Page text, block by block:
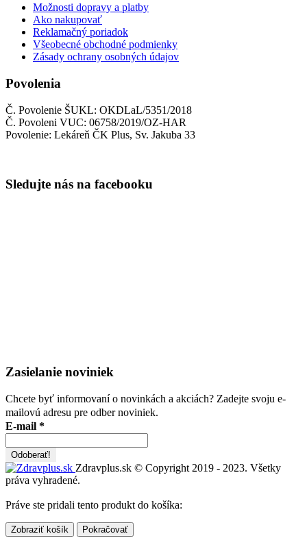
Možnosti dopravy a platby
Ako nakupovať
Reklamačný poriadok
Všeobecné obchodné podmienky
Zásady ochrany osobných údajov
Povolenia
Č. Povolenie ŠUKL: OKDLaL/5351/2018
Č. Povoleni VUC: 06758/2019/OZ-HAR
Povolenie: Lekáreň ČK Plus, Sv. Jakuba 33
Sledujte nás na facebooku
Zasielanie noviniek
Chcete byť informovaní o novinkách a akciách? Zadejte svoju e-
mailovú adresu pre odber noviniek.
E-mail *
Zdravplus.sk © Copyright 2019 - 2023. Všetky
práva vyhradené.
Práve ste pridali tento produkt do košíka:
Zobraziť košík Pokračovať